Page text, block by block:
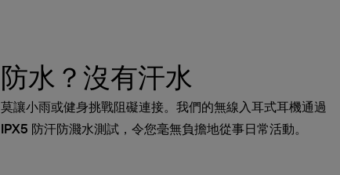
防水？沒有汗水
莫讓小雨或健身挑戰阻礙連接。我們的無線入耳式耳機通過
IPX5 防汗防濺水測試，令您毫無負擔地從事日常活動。